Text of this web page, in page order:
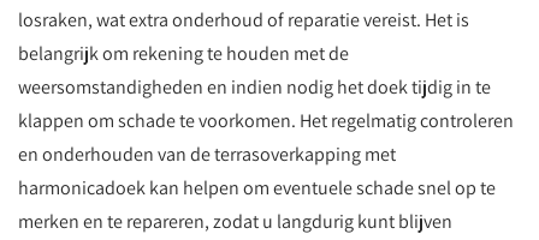
losraken, wat extra onderhoud of reparatie vereist. Het is
belangrijk om rekening te houden met de
weersomstandigheden en indien nodig het doek tijdig in te
klappen om schade te voorkomen. Het regelmatig controleren
en onderhouden van de terrasoverkapping met
harmonicadoek kan helpen om eventuele schade snel op te
merken en te repareren, zodat u langdurig kunt blijven